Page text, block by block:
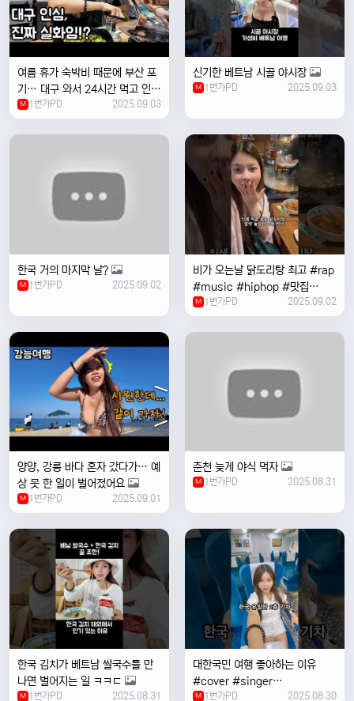
여름 휴가 숙박비 때문에 부산 포
기… 대구 와서 24시간 먹고 인생
위로받았습니다
M 1번가PD 2025.09.03
신기한 베트남 시골 야시장
M 1번가PD 2025.09.03
한국 거의 마지막 날?
M 1번가PD 2025.09.02
비가 오는날 ￼닭도리탕 최고 #rap
#music #hiphop #맛집
#travel #여행 #food ￼
M 1번가PD 2025.09.02
양양, 강릉 바다 혼자 갔다가… 예
상 못 한 일이 벌어졌어요
M 1번가PD 2025.09.01
춘천 늦게 야식 먹자
M 1번가PD 2025.08.31
한국 김치가 베트남 쌀국수를 만
나면 벌어지는 일 ㅋㅋㄷ
M 1번가PD 2025.08.31
대한국민 여행 좋아하는 이유
#cover #singer
#coversong #music #한국
M 1번가PD 2025.08.30